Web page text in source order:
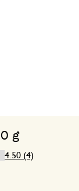
g
4.50 (4)
Dille & Kamille